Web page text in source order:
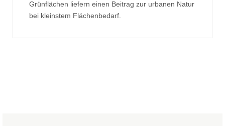
Grünflächen liefern einen Beitrag zur urbanen Natur
bei kleinstem Flächenbedarf.